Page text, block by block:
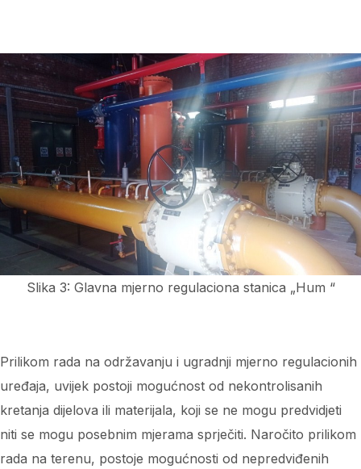
Slika 3: Glavna mjerno regulaciona stanica „Hum “
Prilikom rada na održavanju i ugradnji mjerno regulacionih
uređaja, uvijek postoji mogućnost od nekontrolisanih
kretanja dijelova ili materijala, koji se ne mogu predvidjeti
niti se mogu posebnim mjerama sprječiti. Naročito prilikom
rada na terenu, postoje mogućnosti od nepredviđenih